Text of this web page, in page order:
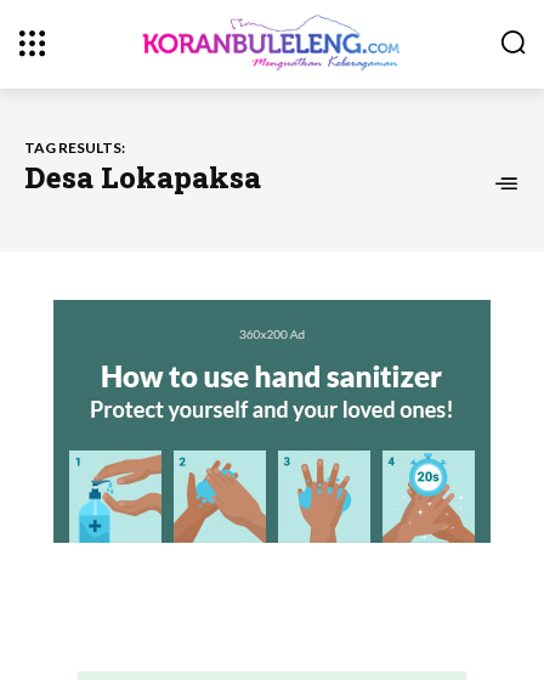
TAG RESULTS:
Desa Lokapaksa